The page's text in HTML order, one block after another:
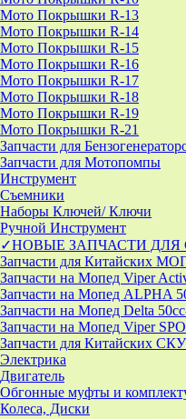
Мото Покрышки R-13
Мото Покрышки R-14
Мото Покрышки R-15
Мото Покрышки R-16
Мото Покрышки R-17
Мото Покрышки R-18
Мото Покрышки R-19
Мото Покрышки R-21
Запчасти для
Запчасти для Мотопомпы
Инструмент
Съемники
Наборы Ключей/ Ключи
Ручной Инструмент
✓НОВЫЕ ЗАПЧАСТИ
Запчасти для Китайских
Запчасти на Мопед Viper
Запчасти на Мопед ALPHA
Запчасти на Мопед Delta
Запчасти на Мопед Viper
Запчасти для Китайских
Электрика
Двигатель
Обгонные муфты и
Колеса, Диски